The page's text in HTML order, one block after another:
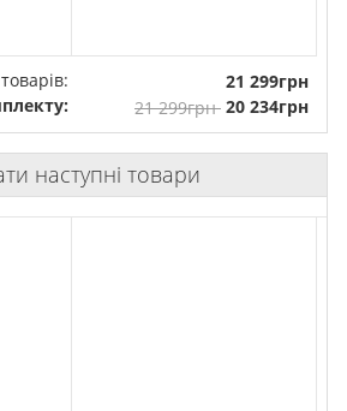
21 299грн
21 299грн 20 234грн
наступні товари